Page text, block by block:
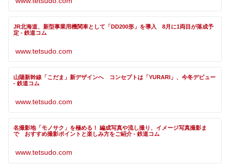
JR北海道、新型事業用機関車として「DD200形」を導入 8月に1両目が落成予
定 - 鉄道コム
www.tetsudo.com
山陽新幹線「こだま」新デザインへ コンセプトは「YURARI」、今冬デビュー
- 鉄道コム
www.tetsudo.com
名撮影地「モノサク」を極める！ 編成写真や流し撮り、イメージ写真撮影ま
で おすすめ撮影ポイントと楽しみ方をご紹介 - 鉄道コム
www.tetsudo.com